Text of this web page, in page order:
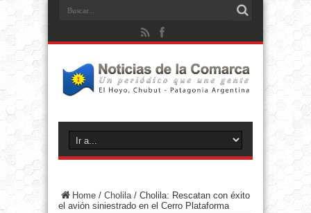
Home / Cholila/ Cholila: Rescatan con éxito
el avión siniestrado en el Cerro Plataforma